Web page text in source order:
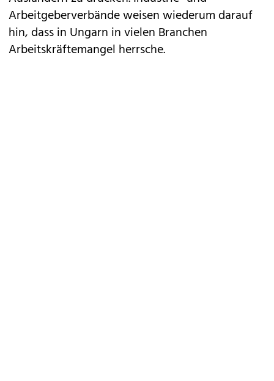
Arbeitgeberverbände weisen wiederum darauf
hin, dass in Ungarn in vielen Branchen
Arbeitskräftemangel herrsche.